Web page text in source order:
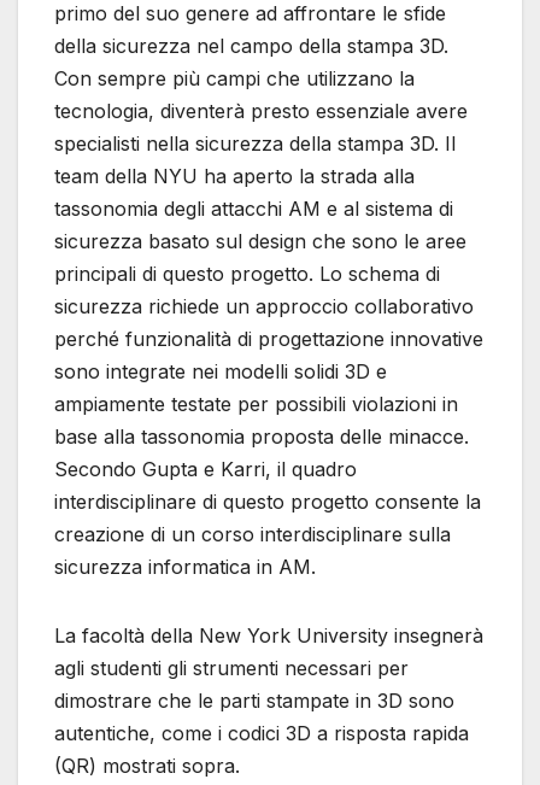
primo del suo genere ad affrontare le sfide
della sicurezza nel campo della stampa 3D.
Con sempre più campi che utilizzano la
tecnologia, diventerà presto essenziale avere
specialisti nella sicurezza della stampa 3D. Il
team della NYU ha aperto la strada alla
tassonomia degli attacchi AM e al sistema di
sicurezza basato sul design che sono le aree
principali di questo progetto. Lo schema di
sicurezza richiede un approccio collaborativo
perché funzionalità di progettazione innovative
sono integrate nei modelli solidi 3D e
ampiamente testate per possibili violazioni in
base alla tassonomia proposta delle minacce.
Secondo Gupta e Karri, il quadro
interdisciplinare di questo progetto consente la
creazione di un corso interdisciplinare sulla
sicurezza informatica in AM.
La facoltà della New York University insegnerà
agli studenti gli strumenti necessari per
dimostrare che le parti stampate in 3D sono
autentiche, come i codici 3D a risposta rapida
(QR) mostrati sopra.